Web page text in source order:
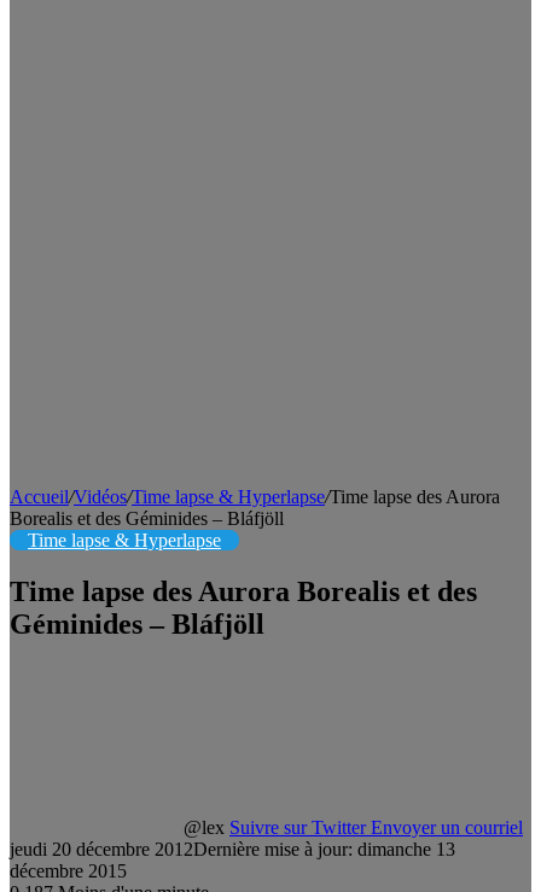
Accueil/Vidéos/Time lapse & Hyperlapse/Time lapse des Aurora
Borealis et des Géminides – Bláfjöll
Time lapse & Hyperlapse
Time lapse des Aurora Borealis et des
Géminides – Bláfjöll
@lex Suivre sur Twitter Envoyer un courriel
jeudi 20 décembre 2012Dernière mise à jour: dimanche 13
décembre 2015